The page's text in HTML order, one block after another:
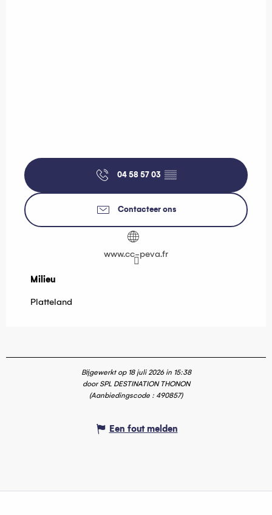
04 58 57 03 ▒▒
Contacteer ons
www.cc-peva.fr
Milieu
Milieu
Platteland
Bijgewerkt op 18 juli 2026 in 15:38
door SPL DESTINATION THONON
(Aanbiedingscode : 490857)
Een fout melden